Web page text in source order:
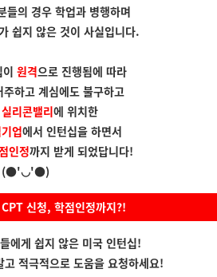
들의 경우 학업과 병행하며
쉽지 않은 것이 사실입니다.
원격으로 진행됨에 따라
하고 계심에도 불구하고
리콘밸리에 위치한
업에서 인턴십을 하면서
인정까지 받게 되었답니다!
(●'◡'●)
신청, 학점인정까지?!
에게 쉽지 않은 미국 인턴십!
적극적으로 도움을 요청하세요!